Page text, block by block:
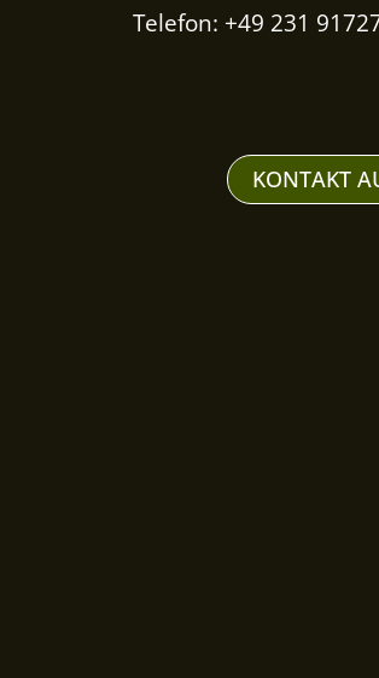
Telefon: +49 231
KONTAKT